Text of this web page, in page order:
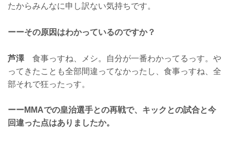
たからみんなに申し訳ない気持ちです。
ーーその原因はわかっているのですか？
芦澤食事っすね、メシ。自分が一番わかってるっす。や
ってきたことも全部間違ってなかったし、食事っすね、全
部それで狂ったっす。
ーーMMAでの皇治選手との再戦で、キックとの試合と今
回違った点はありましたか。